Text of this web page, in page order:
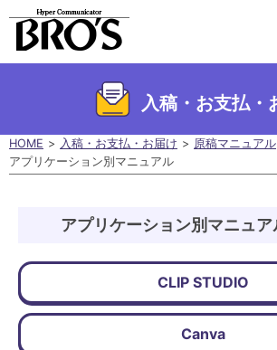
入稿・お支払・
HOME 入稿・お支払・お届け
原稿マニュアル
アプリケーション別マニュアル
アプリケーション別マニュア
CLIP STUDIO
Canva